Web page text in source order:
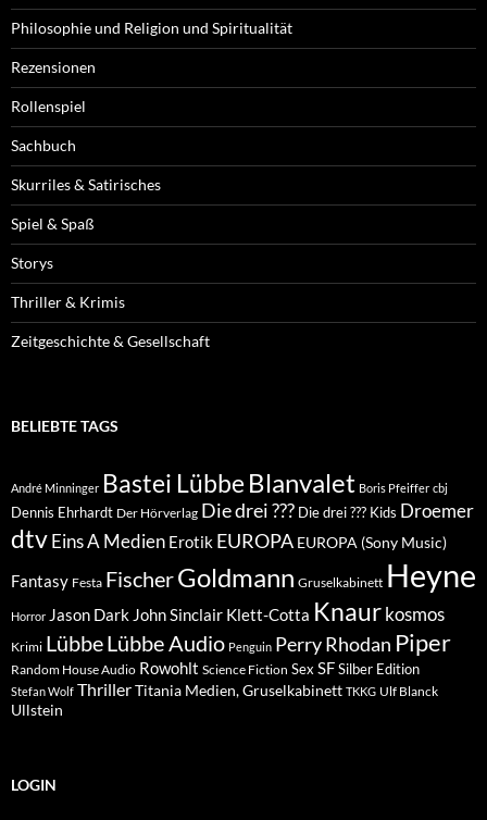
Philosophie und Religion und Spiritualität
Rezensionen
Rollenspiel
Sachbuch
Skurriles & Satirisches
Spiel & Spaß
Storys
Thriller & Krimis
Zeitgeschichte & Gesellschaft
BELIEBTE TAGS
André Minninger Bastei Lübbe Blanvalet Boris Pfeiffer cbj
Dennis Ehrhardt Der Hörverlag Die drei ??? Die drei ??? Kids Droemer
dtvEins A Medien Erotik EUROPA EUROPA (Sony Music)
Fantasy Festa FischerGoldmann Gruselkabinett Heyne
Horror Jason Dark John Sinclair Klett-Cotta Knaur kosmos
Krimi LübbeLübbe Audio Penguin Perry Rhodan Piper
Random House Audio Rowohlt Science Fiction Sex SFSilber Edition
Stefan Wolf ThrillerTitania Medien, Gruselkabinett TKKG Ulf Blanck
Ullstein
LOGIN